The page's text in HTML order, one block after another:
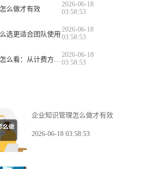
么做才有效
2026-06-18
03:58:53
选更适合团队使用
2026-06-18
03:58:53
SaaS软件费用怎么看：从计费方式到预算控制
2026-06-18
03:58:53
企业知识管理怎么做才有效
2026-06-18 03:58:53